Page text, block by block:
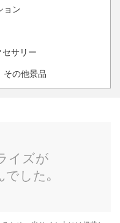
ョン
サリー
その他景品